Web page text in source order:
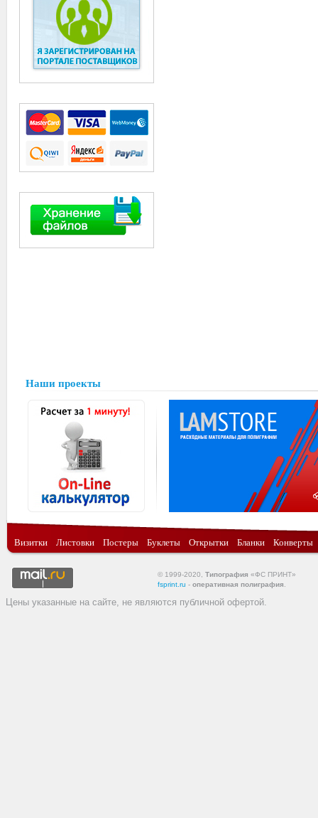
Наши проекты
Визитки Листовки Постеры Буклеты Открытки Бланки Конверты
© 1999-2020, Типография «ФС ПРИНТ»
fsprint.ru - оперативная полиграфия
Цены указанные на сайте, не являются публичной офертой.